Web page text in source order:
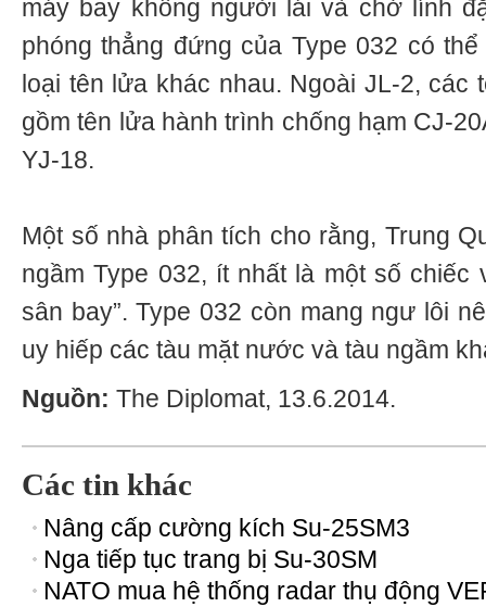
máy bay không người lái và chở lính
phóng thẳng đứng của Type 032 có
loại tên lửa khác nhau. Ngoài JL-2, các
gồm tên lửa hành trình chống hạm CJ-
YJ-18.
Một số nhà phân tích cho rằng, Trung
ngầm Type 032, ít nhất là một số chiếc
sân bay”. Type 032 còn mang ngư lôi
uy hiếp các tàu mặt nước và tàu ngầm
Nguồn: The Diplomat, 13.6.2014.
Các tin khác
Nâng cấp cường kích Su-25SM3
Nga tiếp tục trang bị Su-30SM
NATO mua hệ thống radar thụ động